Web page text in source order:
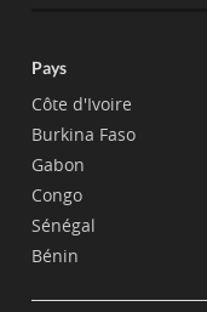
Pays
Côte d'Ivoire
Burkina Faso
Gabon
Congo
Sénégal
Bénin